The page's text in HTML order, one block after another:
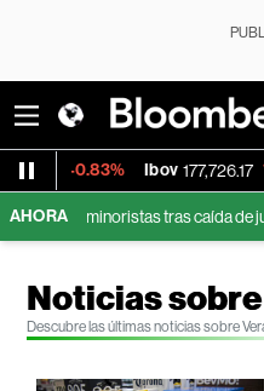
-0.83% Ibov 177,726.17 -
AHORA
minoristas tras caída de julio,
Noticias
Descubre las últimas noticias sobre